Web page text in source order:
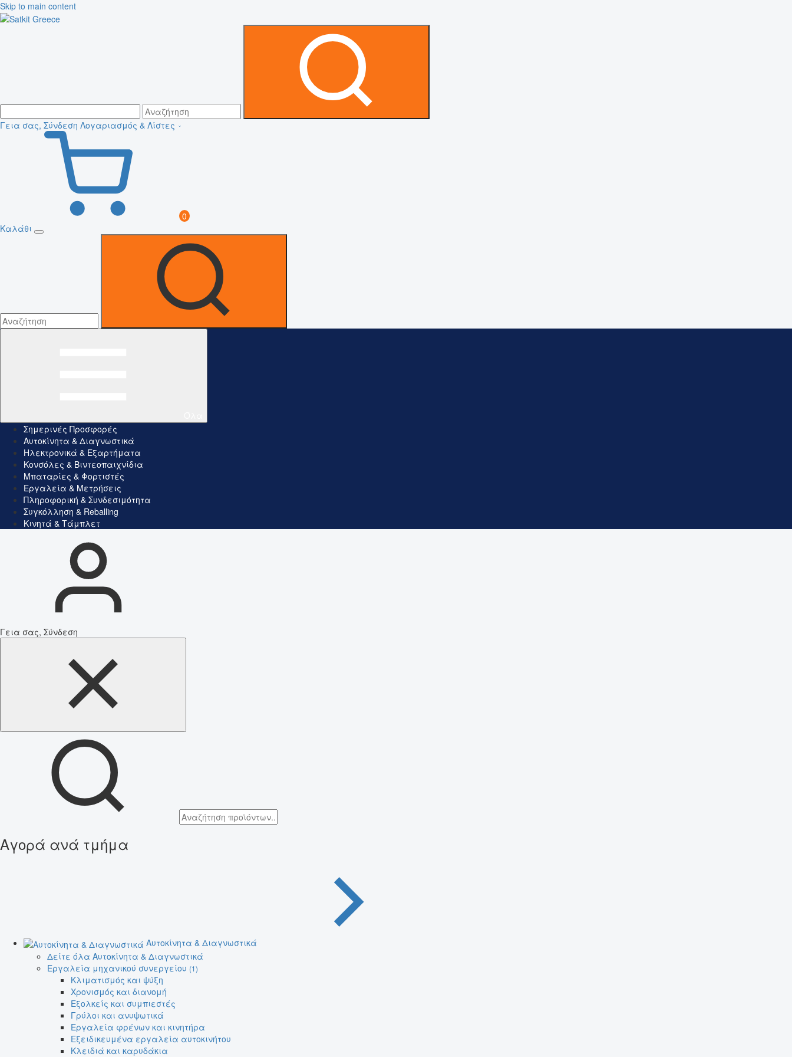
Skip to main content
Γεια σας, Σύνδεση Λογαριασμός & Λίστες
0
Καλάθι
Σημερινές Προσφορές
Αυτοκίνητα & Διαγνωστικά
Ηλεκτρονικά & Εξαρτήματα
Κονσόλες & Βιντεοπαιχνίδια
Μπαταρίες & Φορτιστές
Εργαλεία & Μετρήσεις
Πληροφορική & Συνδεσιμότητα
Συγκόλληση & Reballing
Κινητά & Τάμπλετ
Γεια σας, Σύνδεση
Αγορά ανά τμήμα
Αυτοκίνητα & Διαγνωστικά
Δείτε όλα Αυτοκίνητα & Διαγνωστικά
Εργαλεία μηχανικού συνεργείου (1)
Κλιματισμός και ψύξη
Χρονισμός και διανομή
Εξολκείς και συμπιεστές
Γρύλοι και ανυψωτικά
Εργαλεία φρένων και κινητήρα
Εξειδικευμένα εργαλεία αυτοκινήτου
Κλειδιά και καρυδάκια